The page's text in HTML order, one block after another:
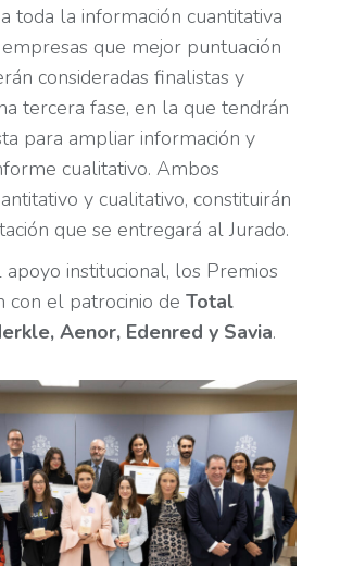
toda la información cuantitativa
que mejor puntuación
consideradas finalistas y
tercera fase, en la que tendrán
para ampliar información y
cualitativo. Ambos
y cualitativo, constituirán
que se entregará al Jurado.
institucional, los Premios
con el patrocinio de Total
Aenor, Edenred y Savia.